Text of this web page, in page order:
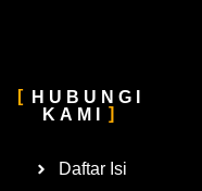
HUBUNGI
KAMI
Daftar Isi